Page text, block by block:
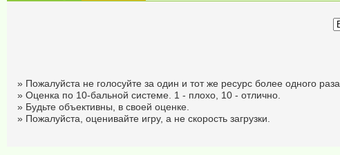
» Пожалуйста не голосуйте за один и тот же ресурс более одного раза.
» Оценка по 10-бальной системе. 1 - плохо, 10 - отлично.
» Будьте объективны, в своей оценке.
» Пожалуйста, оценивайте игру, а не скорость загрузки.